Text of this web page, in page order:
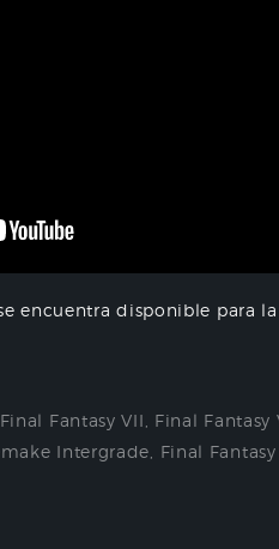
encuentra disponible para la
Final Fantasy VII Final
Intergrade Final